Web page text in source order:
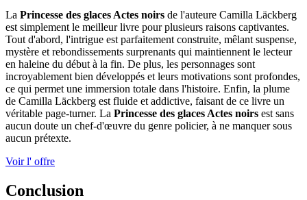
La Princesse des glaces Actes noirs de l'auteure Camilla Läckberg
est simplement le meilleur livre pour plusieurs raisons captivantes.
Tout d'abord, l'intrigue est parfaitement construite, mêlant suspense,
mystère et rebondissements surprenants qui maintiennent le lecteur
en haleine du début à la fin. De plus, les personnages sont
incroyablement bien développés et leurs motivations sont profondes,
ce qui permet une immersion totale dans l'histoire. Enfin, la plume
de Camilla Läckberg est fluide et addictive, faisant de ce livre un
véritable page-turner. La Princesse des glaces Actes noirs est sans
aucun doute un chef-d'œuvre du genre policier, à ne manquer sous
aucun prétexte.
Voir l' offre
Conclusion